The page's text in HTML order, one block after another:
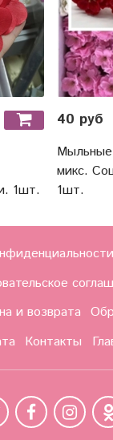
1шт.
40 руб
микс.
1шт.
и возврата
Контакты